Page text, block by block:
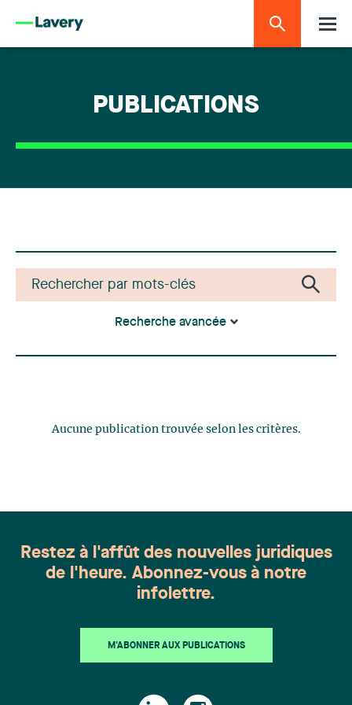
PUBLICATIONS
Recherche avancée
Aucune publication trouvée selon les critères.
Restez à l'affût des nouvelles juridiques
de l'heure. Abonnez-vous à notre
infolettre.
M'ABONNER AUX PUBLICATIONS